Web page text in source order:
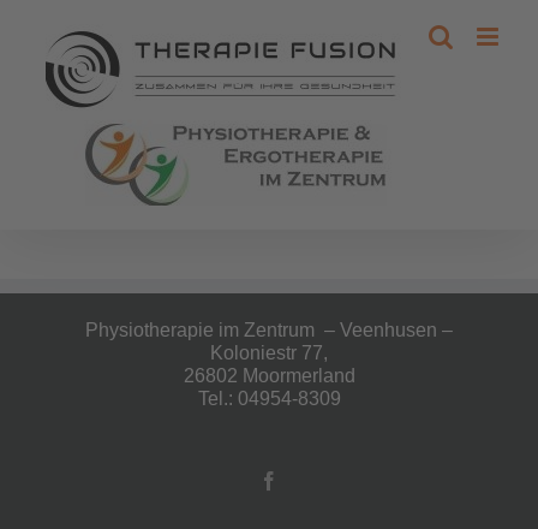
springen
Navigation
springen
Physiotherapie im Zentrum – Veenhusen –
Koloniestr 77,
26802 Moormerland
Tel.: 04954-8309